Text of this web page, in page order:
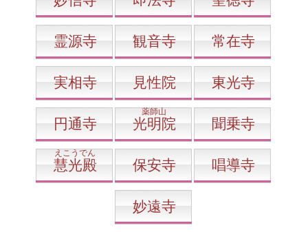
霊源寺 観音寺 常在寺
実相寺 見性院 東光寺
円通寺
薬師山
光明院 聞乗寺
えこうでん
慧光殿 保安寺 唱導寺
妙遠寺